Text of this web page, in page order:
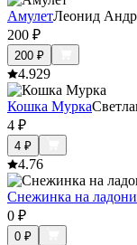
АмулетЛеонид
200 ₽
200 ₽
4.929
Кошка Мурка
4 ₽
4 ₽
4.76
Снежинка на ладони
0 ₽
0 ₽